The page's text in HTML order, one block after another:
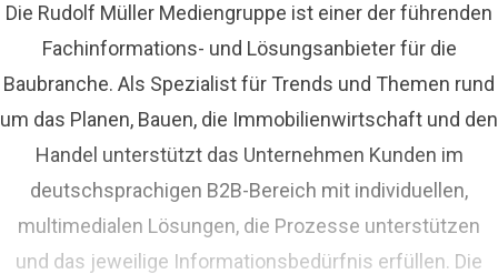
Die Rudolf Müller Mediengruppe ist einer der führenden
Fachinformations- und Lösungsanbieter für die
Baubranche. Als Spezialist für Trends und Themen rund
um das Planen, Bauen, die Immobilienwirtschaft und den
Handel unterstützt das Unternehmen Kunden im
deutschsprachigen B2B-Bereich mit individuellen,
multimedialen Lösungen, die Prozesse unterstützen
und das jeweilige Informationsbedürfnis erfüllen. Die